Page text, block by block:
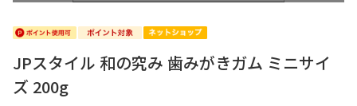
JPスタイル 和の究み 歯みがきガム ミニサイ
ズ 200g